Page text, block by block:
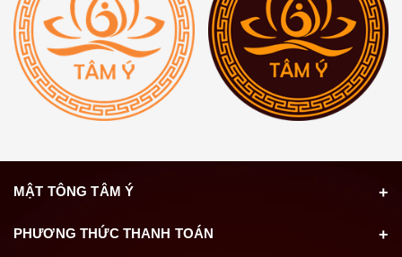
MẬT TÔNG TÂM Ý
PHƯƠNG THỨC THANH TOÁN